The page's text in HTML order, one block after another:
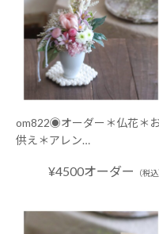
om822◉オーダー＊仏花＊
供え＊アレン…
¥4500オーダー （税込